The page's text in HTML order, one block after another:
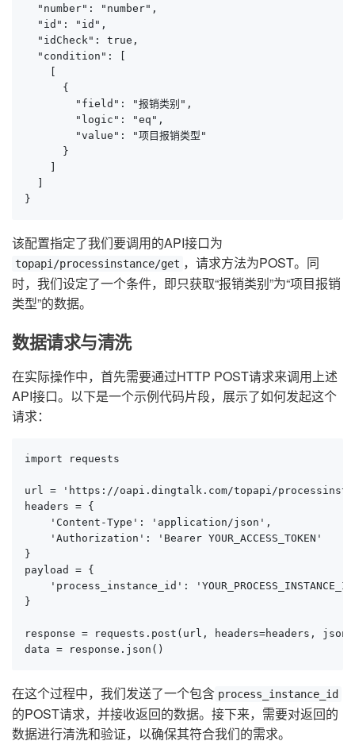
  "number": "number",
  "id": "id",
  "idCheck": true,
  "condition": [
      {
        "field": "报销类别",
        "logic": "eq",
        "value": "项目报销类型"
      }
}
该配置指定了我们要调用的API接口为
topapi/processinstance/get ，请求方法为POST。同
时，我们设定了一个条件，即只获取“报销类别”为“项目报销
类型”的数据。
数据请求与清洗
在实际操作中，首先需要通过HTTP POST请求来调用上述
API接口。以下是一个示例代码片段，展示了如何发起这个
请求：
import requests
url = 'https://oapi.dingtalk.com/topapi/
headers = {
    'Content-Type': 'application/json',
    'Authorization': 'Bearer YOUR_ACCESS_TOKEN'
}
payload = {
'process_instance_id':
}
response = requests.post(url, headers=headers,
data = response.json()
在这个过程中，我们发送了一个包含 process_instance_id
的POST请求，并接收返回的数据。接下来，需要对返回的
数据进行清洗和验证，以确保其符合我们的需求。